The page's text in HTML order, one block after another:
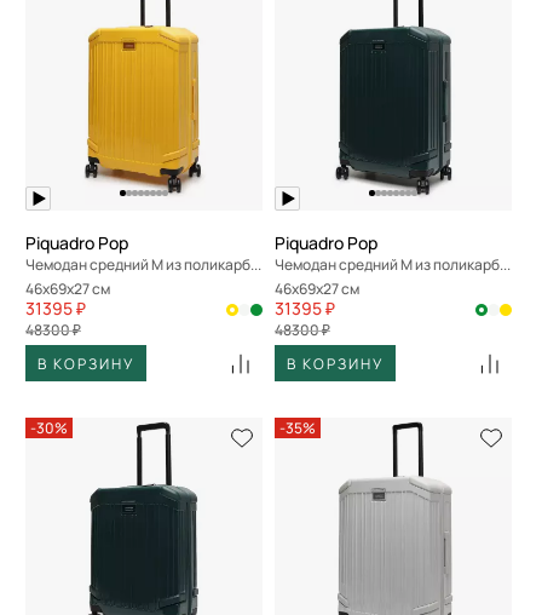
Piquadro Pop
Чемодан средний M из поликарбоната
46x69x27 см
31395 ₽
48300 ₽
В КОРЗИНУ
Piquadro Pop
Чемодан средний M из поликарбоната
46x69x27 см
31395 ₽
48300 ₽
В КОРЗИНУ
-30% -35%